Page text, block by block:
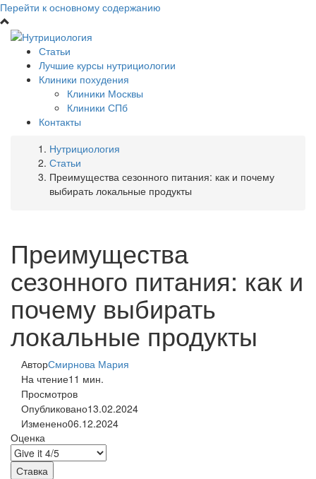
Перейти к основному содержанию
Статьи
Лучшие курсы нутрициологии
Клиники похудения
Клиники Москвы
Клиники СПб
Контакты
Нутрициология
Статьи
Преимущества сезонного питания: как и почему
выбирать локальные продукты
Преимущества
сезонного питания: как и
почему выбирать
локальные продукты
АвторСмирнова Мария
На чтение11 мин.
Просмотров
Опубликовано13.02.2024
Изменено06.12.2024
Оценка